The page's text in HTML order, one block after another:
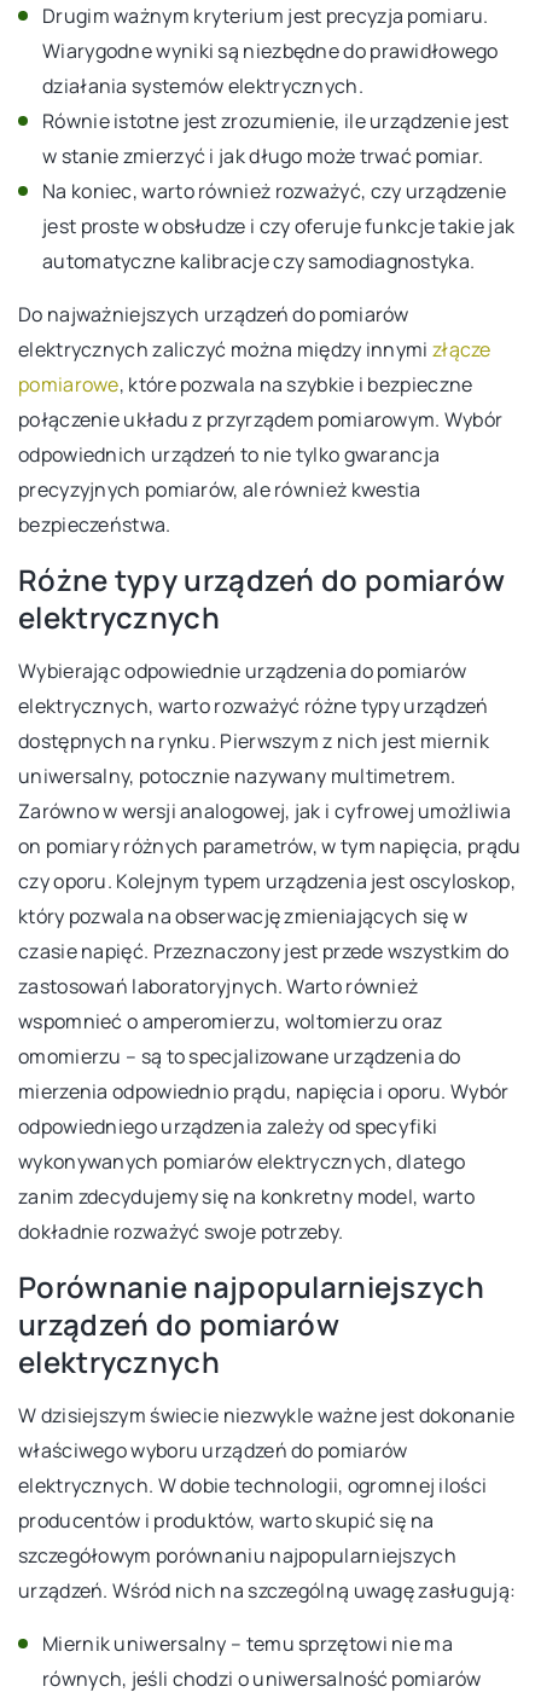
Drugim ważnym kryterium jest precyzja pomiaru.
Wiarygodne wyniki są niezbędne do prawidłowego
działania systemów elektrycznych.
Równie istotne jest zrozumienie, ile urządzenie jest
w stanie zmierzyć i jak długo może trwać pomiar.
Na koniec, warto również rozważyć, czy urządzenie
jest proste w obsłudze i czy oferuje funkcje takie jak
automatyczne kalibracje czy samodiagnostyka.
Do najważniejszych urządzeń do pomiarów
elektrycznych zaliczyć można między innymi złącze
pomiarowe, które pozwala na szybkie i bezpieczne
połączenie układu z przyrządem pomiarowym. Wybór
odpowiednich urządzeń to nie tylko gwarancja
precyzyjnych pomiarów, ale również kwestia
bezpieczeństwa.
Różne typy urządzeń do pomiarów
elektrycznych
Wybierając odpowiednie urządzenia do pomiarów
elektrycznych, warto rozważyć różne typy urządzeń
dostępnych na rynku. Pierwszym z nich jest miernik
uniwersalny, potocznie nazywany multimetrem.
Zarówno w wersji analogowej, jak i cyfrowej umożliwia
on pomiary różnych parametrów, w tym napięcia, prądu
czy oporu. Kolejnym typem urządzenia jest oscyloskop,
który pozwala na obserwację zmieniających się w
czasie napięć. Przeznaczony jest przede wszystkim do
zastosowań laboratoryjnych. Warto również
wspomnieć o amperomierzu, woltomierzu oraz
omomierzu – są to specjalizowane urządzenia do
mierzenia odpowiednio prądu, napięcia i oporu. Wybór
odpowiedniego urządzenia zależy od specyfiki
wykonywanych pomiarów elektrycznych, dlatego
zanim zdecydujemy się na konkretny model, warto
dokładnie rozważyć swoje potrzeby.
Porównanie najpopularniejszych
urządzeń do pomiarów
elektrycznych
W dzisiejszym świecie niezwykle ważne jest dokonanie
właściwego wyboru urządzeń do pomiarów
elektrycznych. W dobie technologii, ogromnej ilości
producentów i produktów, warto skupić się na
szczegółowym porównaniu najpopularniejszych
urządzeń. Wśród nich na szczególną uwagę zasługują:
Miernik uniwersalny – temu sprzętowi nie ma
równych, jeśli chodzi o uniwersalność pomiarów